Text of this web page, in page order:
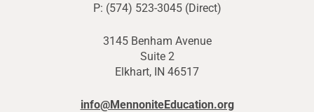
P: (574) 523-3045 (Direct)
3145 Benham Avenue
Suite 2
Elkhart, IN 46517
info@MennoniteEducation.org